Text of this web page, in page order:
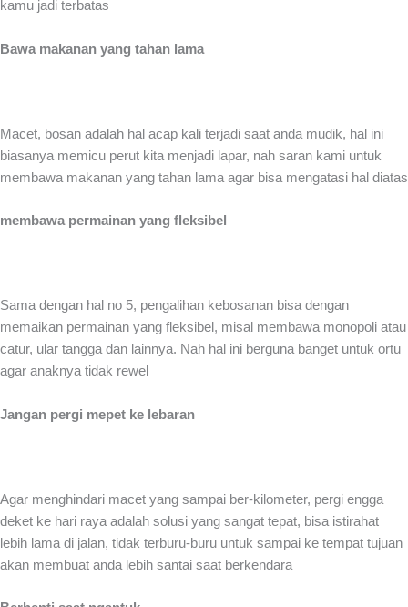
kamu jadi terbatas
Bawa makanan yang tahan lama
Macet, bosan adalah hal acap kali terjadi saat anda mudik, hal ini
biasanya memicu perut kita menjadi lapar, nah saran kami untuk
membawa makanan yang tahan lama agar bisa mengatasi hal diatas
membawa permainan yang fleksibel
Sama dengan hal no 5, pengalihan kebosanan bisa dengan
memaikan permainan yang fleksibel, misal membawa monopoli atau
catur, ular tangga dan lainnya. Nah hal ini berguna banget untuk ortu
agar anaknya tidak rewel
Jangan pergi mepet ke lebaran
Agar menghindari macet yang sampai ber-kilometer, pergi engga
deket ke hari raya adalah solusi yang sangat tepat, bisa istirahat
lebih lama di jalan, tidak terburu-buru untuk sampai ke tempat tujuan
akan membuat anda lebih santai saat berkendara